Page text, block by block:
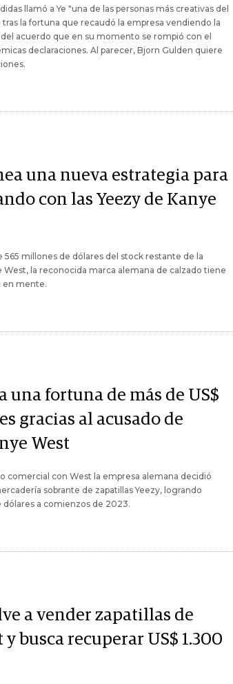
llamó a Ye "una de las personas más creativas del
la fortuna que recaudó la empresa vendiendo la
acuerdo que en su momento se rompió con el
declaraciones. Al parecer, Bjorn Gulden quiere
una nueva estrategia para
con las Yeezy de Kanye
565 millones de dólares del stock restante de la
West, la reconocida marca alemana de calzado tiene
en mente.
una fortuna de más de US$
gracias al acusado de
West
comercial con West la empresa alemana decidió
sobrante de zapatillas Yeezy, logrando
dólares a comienzos de 2023.
a vender zapatillas de
y busca recuperar US$ 1.300